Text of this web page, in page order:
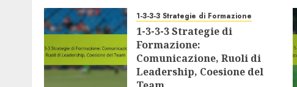
1-3-3-3 Strategie di Formazione
1-3-3-3 Strategie di
Formazione:
Comunicazione, Ruoli di
Leadership, Coesione del